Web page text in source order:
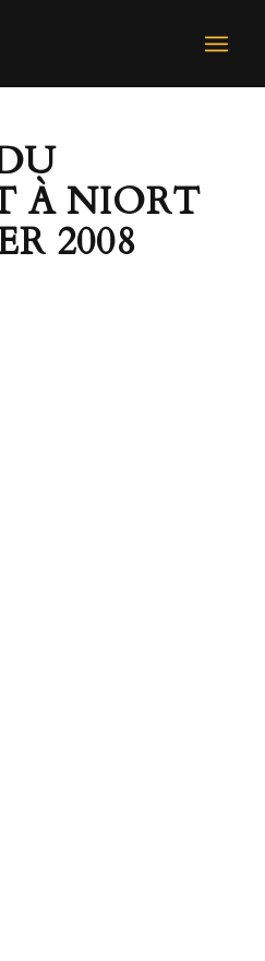
À NIORT
2008